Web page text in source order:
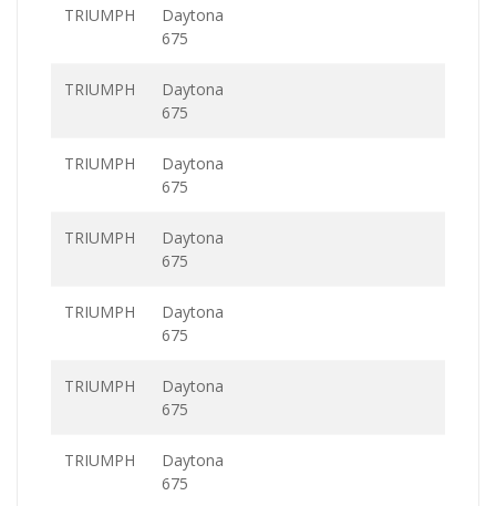
TRIUMPH
Daytona
675
TRIUMPH
Daytona
675
TRIUMPH
Daytona
675
TRIUMPH
Daytona
675
TRIUMPH
Daytona
675
TRIUMPH
Daytona
675
TRIUMPH
Daytona
675